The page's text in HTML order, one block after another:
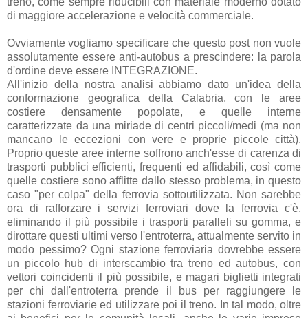
di maggiore accelerazione e velocità commerciale.
Ovviamente vogliamo specificare che questo post non vuole
assolutamente essere anti-autobus a prescindere: la parola
d'ordine deve essere INTEGRAZIONE.
All'inizio della nostra analisi abbiamo dato un'idea della
conformazione geografica della Calabria, con le aree
costiere densamente popolate, e quelle interne
caratterizzate da una miriade di centri piccoli/medi (ma non
mancano le eccezioni con vere e proprie piccole città).
Proprio queste aree interne soffrono anch'esse di carenza di
trasporti pubblici efficienti, frequenti ed affidabili, così come
quelle costiere sono afflitte dallo stesso problema, in questo
caso "per colpa" della ferrovia sottoutilizzata. Non sarebbe
ora di rafforzare i servizi ferroviari dove la ferrovia c'è,
eliminando il più possibile i trasporti paralleli su gomma, e
dirottare questi ultimi verso l'entroterra, attualmente servito in
modo pessimo? Ogni stazione ferroviaria dovrebbe essere
un piccolo hub di interscambio tra treno ed autobus, con
vettori coincidenti il più possibile, e magari biglietti integrati
per chi dall'entroterra prende il bus per raggiungere le
stazioni ferroviarie ed utilizzare poi il treno. In tal modo, oltre